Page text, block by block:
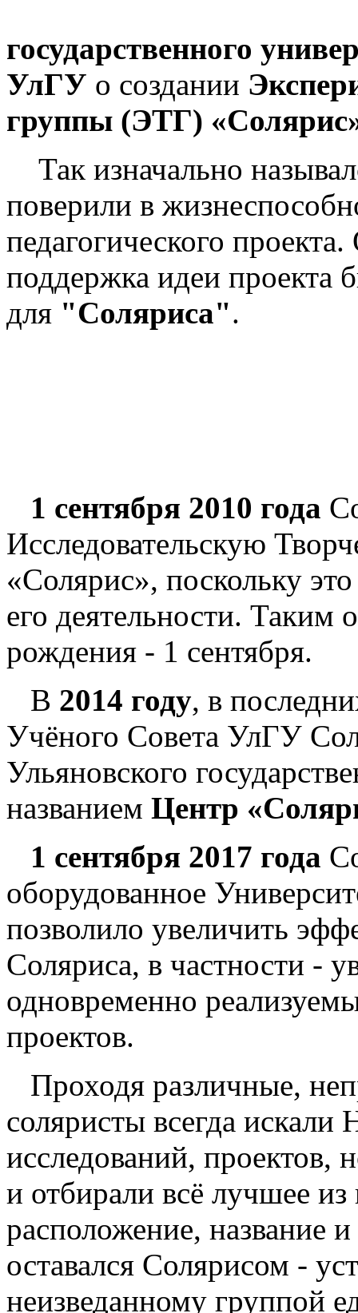
государственного
УлГУ о создании
группы (ЭТГ)
Так изначально
поверили в
педагогического
поддержка идеи проекта
для "Соляриса".
1 сентября 2010 года
Исследовательскую
«Солярис», поскольку
его деятельности. Таким
рождения - 1 сентября.
В 2014 году, в
Учёного Совета УлГУ
Ульяновского
названием Центр
1 сентября 2017 года
оборудованное
позволило увеличить
Соляриса, в частности -
одновременно
проектов.
Проходя различные,
соляристы всегда
исследований,
и отбирали всё лучшее
расположение, название
оставался Солярисом -
неизведанному группой